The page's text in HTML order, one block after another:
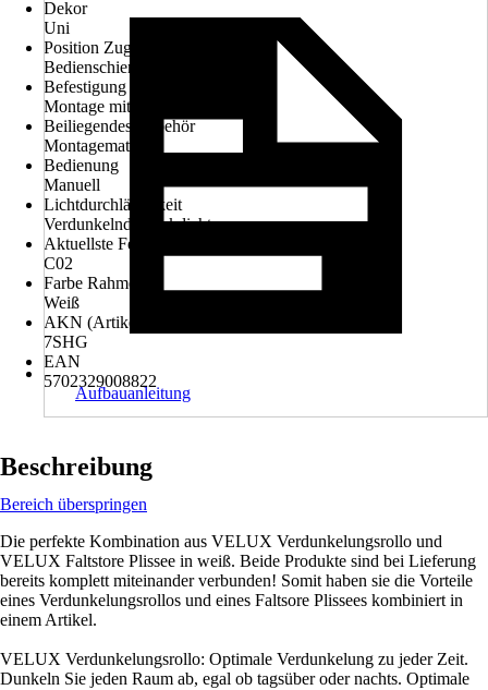
Dekor
Uni
Position Zugvorrichtung
Bedienschiene
Befestigung
Montage mit Seitenführung
Beiliegendes Zubehör
Montagematerial
Bedienung
Manuell
Lichtdurchlässigkeit
Verdunkelnd, Blickdicht
Aktuellste Fenstergröße
C02
Farbe Rahmen
Weiß
AKN (Artikelkurznummer)
7SHG
EAN
5702329008822
Aufbauanleitung
Beschreibung
Bereich überspringen
Die perfekte Kombination aus VELUX Verdunkelungsrollo und
VELUX Faltstore Plissee in weiß. Beide Produkte sind bei Lieferung
bereits komplett miteinander verbunden! Somit haben sie die Vorteile
eines Verdunkelungsrollos und eines Faltsore Plissees kombiniert in
einem Artikel.
VELUX Verdunkelungsrollo: Optimale Verdunkelung zu jeder Zeit.
Dunkeln Sie jeden Raum ab, egal ob tagsüber oder nachts. Optimale